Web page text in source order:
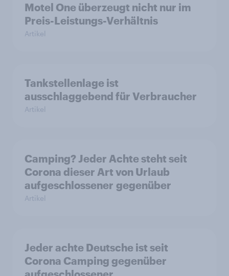
Motel One überzeugt nicht nur im
Preis-Leistungs-Verhältnis
Artikel
Tankstellenlage ist
ausschlaggebend für Verbraucher
Artikel
Camping? Jeder Achte steht seit
Corona dieser Art von Urlaub
aufgeschlossener gegenüber
Artikel
Jeder achte Deutsche ist seit
Corona Camping gegenüber